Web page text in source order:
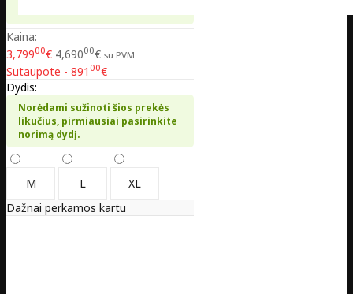
Kaina:
3,79900€ 4,69000€ su PVM
Sutaupote - 891 00€
Dydis:
Norėdami sužinoti šios prekės
likučius, pirmiausiai pasirinkite
norimą dydį.
M L
XL
Dažnai perkamos kartu